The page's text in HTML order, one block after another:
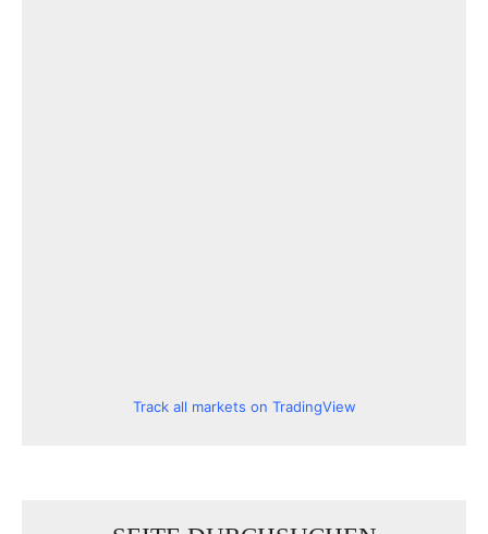
Track all markets on TradingView